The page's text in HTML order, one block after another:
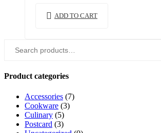
ADD TO CART
Product categories
Accessories (7)
Cookware (3)
Culinary (5)
Postcard (3)